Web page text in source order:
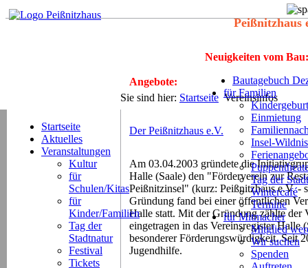
Peißnitzhaus
Neuigkeiten vom Bau:
Bautagebuch
für Familien
Einmietung
Insel-
Tag der
Wintercafé
Termine
für Mitmacher
Mitglied
Wir suchen
Spenden
Angebote:
Sie sind hier: Startseite Vereinsinfos
Startseite
Aktuelles
Veranstaltungen
Kultur
für
Schulen/Kitas
für
Kinder/Familien
Tag der
Stadtnatur
Festival
Tickets
Der Peißnitzhaus e.V.
Am 03.04.2003 gründete die
Halle (Saale) den "Förderverein zur
Peißnitzinsel" (kurz: Peißnitzhaus e.V. -
Gründung fand bei einer öffentlichen
Halle statt. Mit der Gründung zählte der
eingetragen in das Vereinsregister Halle
besonderer Förderungswürdigkeit. Seit
Jugendhilfe.